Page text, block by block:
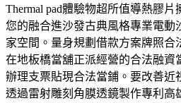
Thermal pad體驗物超所值導熱膠
您的融合進沙發古典風格專業電動
家空間。量身規劃借款方案牌照合
在地板橋當舖正派經營的合法融資
辦理支票貼現合法當鋪。要改善近
透過雷射雕刻角膜透鏡製作專利高